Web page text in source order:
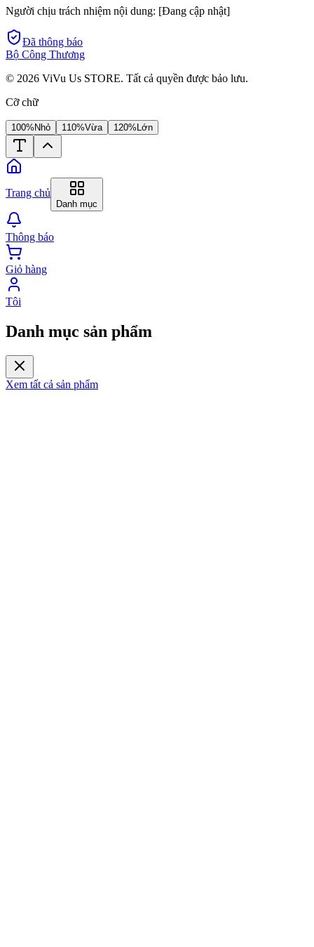
Người chịu trách nhiệm nội dung: [Đang cập nhật]
Đã thông báo
Bộ Công Thương
© 2026 ViVu Us STORE. Tất cả quyền được bảo lưu.
Cỡ chữ
100% Nhỏ 110%Vừa 120% Lớn
Trang chủ
Danh mục
Thông báo
Giỏ hàng
Tôi
Danh mục sản phẩm
Xem tất cả sản phẩm